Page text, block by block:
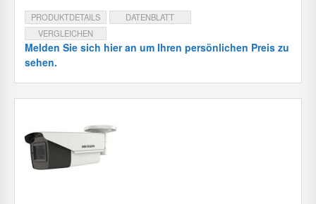
PRODUKTDETAILS
DATENBLATT
VERGLEICHEN
Melden Sie sich hier an um Ihren persönlichen Preis zu
sehen.